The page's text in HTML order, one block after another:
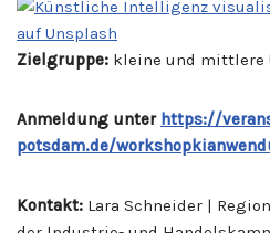
Zielgruppe: kleine und mittlere
Anmeldung unter https://
potsdam.de/
Kontakt: Lara Schneider |